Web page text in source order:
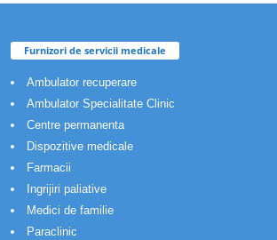
Furnizori de servicii medicale
Ambulator recuperare
Ambulator Specialitate Clinic
Centre permanenta
Dispozitive medicale
Farmacii
Ingrijiri paliative
Medici de familie
Paraclinic